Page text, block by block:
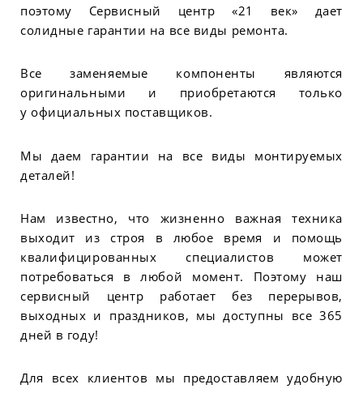
поэтому Сервисный центр «21 век» дает
солидные гарантии на все виды ремонта.
Все заменяемые компоненты являются
оригинальными и приобретаются только
у официальных поставщиков.
Мы даем гарантии на все виды монтируемых
деталей!
Нам известно, что жизненно важная техника
выходит из строя в любое время и помощь
квалифицированных специалистов может
потребоваться в любой момент. Поэтому наш
сервисный центр работает без перерывов,
выходных и праздников, мы доступны все 365
дней в году!
Для всех клиентов мы предоставляем удобную